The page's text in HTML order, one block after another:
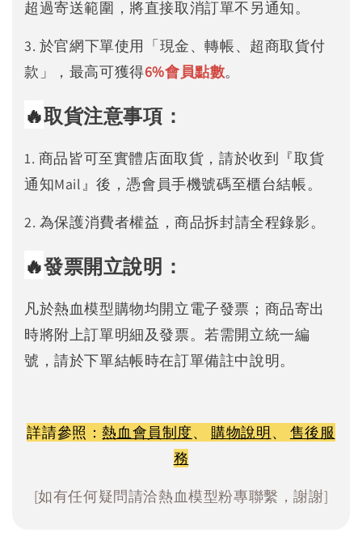
超過寄送範圍，將直接取消訂單不另通知。
3. 於官網下單使用「現金、轉帳、超商取貨付
款」，最高可獲得6%會員點數。
🔥取貨注意事項：
1. 商品皆可至實體店面取貨，請於收到『取貨
通知Mail』後，憑會員手機號碼至櫃台結帳。
2. 為保護消費者權益，商品拆封請全程錄影。
🔥發票開立說明：
凡於熱血模型購物均開立電子發票；商品寄出
時將附上訂單明細及發票。若需開立統一編
號，請於下單結帳時在訂單備註中說明。
詳請參照：熱血會員制度、 購物說明、 售後服
務
[如有任何疑問請洽熱血模型粉專聯繫，謝謝]